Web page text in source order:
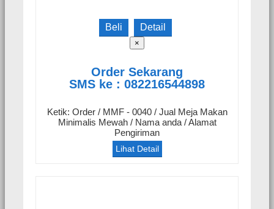
Beli Detail
×
Order Sekarang
SMS ke : 082216544898
Ketik: Order / MMF - 0040 / Jual Meja Makan
Minimalis Mewah / Nama anda / Alamat
Pengiriman
Lihat Detail